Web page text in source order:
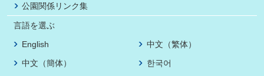
公園関係リンク集
言語を選ぶ
English
中文（繁体）
中文（簡体）
한국어